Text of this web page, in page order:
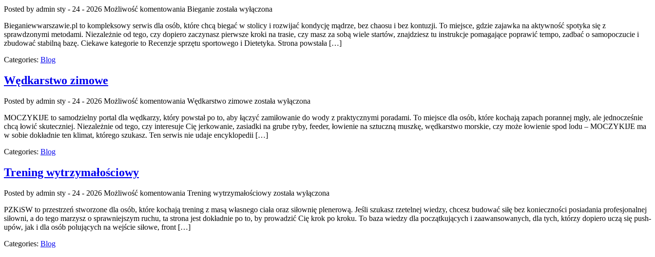
Posted by admin sty - 24 - 2026 Możliwość komentowania Bieganie została wyłączona
Bieganiewwarszawie.pl to kompleksowy serwis dla osób, które chcą biegać w stolicy i rozwijać kondycję mądrze, bez chaosu i bez kontuzji. To miejsce, gdzie zajawka na aktywność spotyka się z
sprawdzonymi metodami. Niezależnie od tego, czy dopiero zaczynasz pierwsze kroki na trasie, czy masz za sobą wiele startów, znajdziesz tu instrukcje pomagające poprawić tempo, zadbać o samopoczucie i
zbudować stabilną bazę. Ciekawe kategorie to Recenzje sprzętu sportowego i Dietetyka. Strona powstała […]
Categories: Blog
Wędkarstwo zimowe
Posted by admin sty - 24 - 2026 Możliwość komentowania Wędkarstwo zimowe została wyłączona
MOCZYKIJE to samodzielny portal dla wędkarzy, który powstał po to, aby łączyć zamiłowanie do wody z praktycznymi poradami. To miejsce dla osób, które kochają zapach porannej mgły, ale jednocześnie
chcą łowić skuteczniej. Niezależnie od tego, czy interesuje Cię jerkowanie, zasiadki na grube ryby, feeder, łowienie na sztuczną muszkę, wędkarstwo morskie, czy może łowienie spod lodu – MOCZYKIJE ma
w sobie dokładnie ten klimat, którego szukasz. Ten serwis nie udaje encyklopedii […]
Categories: Blog
Trening wytrzymałościowy
Posted by admin sty - 24 - 2026 Możliwość komentowania Trening wytrzymałościowy została wyłączona
PZKiSW to przestrzeń stworzone dla osób, które kochają trening z masą własnego ciała oraz siłownię plenerową. Jeśli szukasz rzetelnej wiedzy, chcesz budować siłę bez konieczności posiadania profesjonalnej
siłowni, a do tego marzysz o sprawniejszym ruchu, ta strona jest dokładnie po to, by prowadzić Cię krok po kroku. To baza wiedzy dla początkujących i zaawansowanych, dla tych, którzy dopiero uczą się push-
upów, jak i dla osób polujących na wejście siłowe, front […]
Categories: Blog